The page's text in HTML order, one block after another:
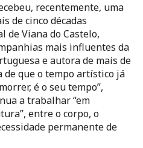
recentemente, uma
de cinco décadas
de Viana do Castelo,
mais influentes da
e autora de mais de
de que o tempo artístico já
é o seu tempo”,
a trabalhar “em
entre o corpo, o
permanente de